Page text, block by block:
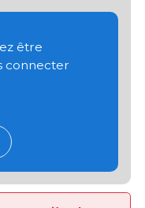
être
connecter